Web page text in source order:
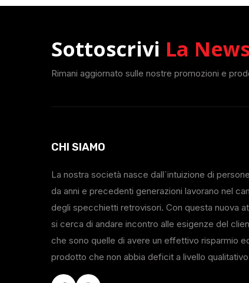
Sottoscrivi La
Rimani aggiornato sulle nostre promozioni e
CHI SIAMO
La nostra società nasce dall`intuizione di
da anni e precedenti generazioni lavorano nel
degli specchietti retrovisori. Con questa nuova
si cerca di andare incontro alle esigenze del
che sono quelle di avere un effettivo risparmio
prodotto che non abbia deficit a livello